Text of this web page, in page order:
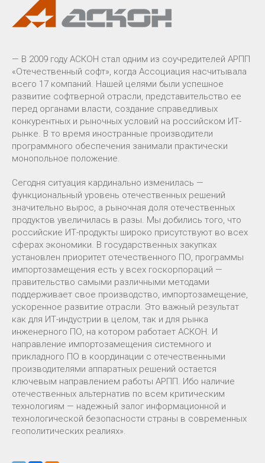
— В 2009 году АСКОН стал одним из соучредителей АРПП
«Отечественный софт», когда Ассоциация насчитывала
всего 17 компаний. Нашей целями были успешное
развитие софтверной отрасли, представительство ее
перед органами власти, создание справедливых
конкурентных и рыночных условий на российском ИТ-
рынке. В то время иностранные производители
программного обеспечения занимали практически
монопольное положение.
Сегодня ситуация кардинально изменилась —
функциональный уровень отечественных решений
значительно вырос, а рыночная доля отечественных
продуктов увеличилась в разы. Мы добились того, что
российские ИТ-продукты широко присутствуют во всех
сферах экономики. В государственных закупках
установлен приоритет отечественного ПО, программы
импортозамещения есть у всех госкорпораций —
правительство самыми различными методами
поддерживает свое производство, импортозамещение,
ускоренное развитие отрасли. Это важный результат
как для ИТ-индустрии в целом, так и для рынка
инженерного ПО, на котором работает АСКОН. И
направление импортозамещения системного и
прикладного ПО в координации с отечественными
производителями аппаратных решений остается
ключевым направлением работы АРПП. Ибо наличие
отечественных альтернатив по всем критическим
технологиям — надежный залог информационной и
технологической безопасности страны в современных
геополитических реалиях».